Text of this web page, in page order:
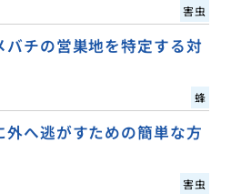
害虫
チの営巣地を特定する対
蜂
へ逃がすための簡単な方
害虫